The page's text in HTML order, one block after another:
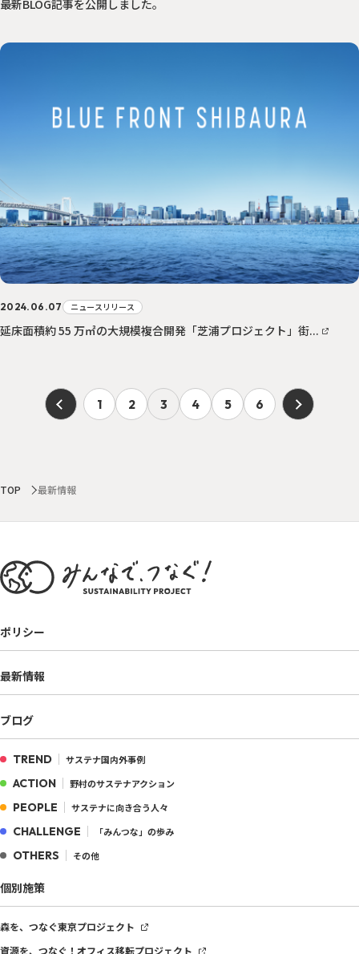
最新BLOG記事を公開しました。
2024.06.07 ニュースリリース
延床面積約 55 万㎡の大規模複合開発「芝浦プロジェクト」街...
1 2 3 4 5 6
TOP 最新情報
ポリシー
最新情報
ブログ
TREND サステナ国内外事例
ACTION 野村のサステナアクション
PEOPLE サステナに向き合う人々
CHALLENGE 「みんつな」の歩み
OTHERS その他
個別施策
森を、つなぐ東京プロジェクト
資源を、つなぐ！ オフィス移転プロジェクト